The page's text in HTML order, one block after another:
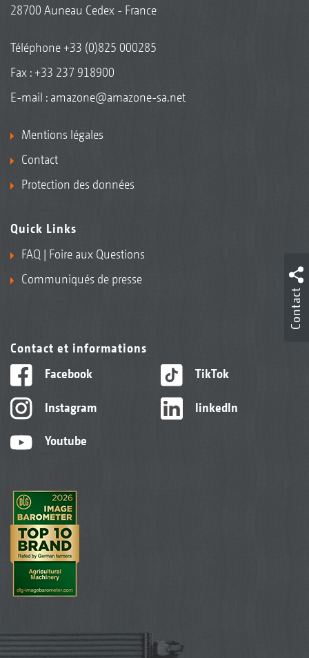
28700 Auneau Cedex - France
Téléphone+33 (0)825 000285
Fax : +33 237 918900
E-mail : amazone@amazone-sa.net
Mentions légales
Contact
Protection des données
Quick Links
FAQ | Foire aux Questions
Communiqués de presse
Contact et informations
Facebook
Instagram
Youtube
TikTok
linkedIn
Contact